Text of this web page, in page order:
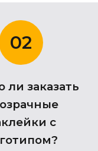
02
ли заказать
с